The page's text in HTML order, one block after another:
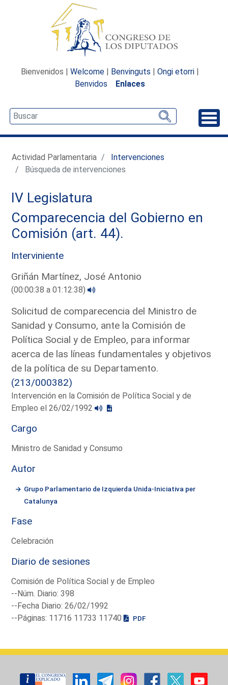
Bienvenidos | Welcome | Benvinguts | Ongi etorri |
Benvidos
Enlaces
Actividad Parlamentaria
Intervenciones
Búsqueda de intervenciones
IV Legislatura
Comparecencia del Gobierno en
Comisión (art. 44).
Interviniente
Griñán Martínez, José Antonio
(00:00:38 a 01:12:38)
Solicitud de comparecencia del Ministro de
Sanidad y Consumo, ante la Comisión de
Política Social y de Empleo, para informar
acerca de las líneas fundamentales y objetivos
de la política de su Departamento.
(213/000382)
Intervención en la Comisión de Política Social y de
Empleo el 26/02/1992
Cargo
Ministro de Sanidad y Consumo
Autor
Grupo Parlamentario de Izquierda Unida-Iniciativa per
Catalunya
Fase
Celebración
Diario de sesiones
Comisión de Política Social y de Empleo
--Núm. Diario: 398
--Fecha Diario: 26/02/1992
--Páginas: 11716 11733 11740
PDF